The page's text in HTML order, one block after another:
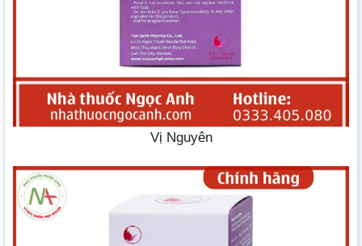
Vị Nguyên